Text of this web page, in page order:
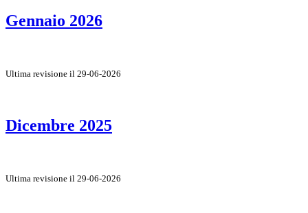
Gennaio 2026
Ultima revisione il 29-06-2026
Dicembre 2025
Ultima revisione il 29-06-2026